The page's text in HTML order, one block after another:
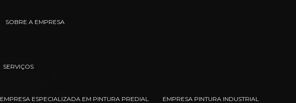
SOBRE A EMPRESA
SERVIÇOS
EMPRESA ESPECIALIZADA EM PINTURA PREDIAL EMPRESA PINTURA INDUSTRIAL